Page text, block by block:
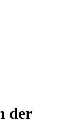
der